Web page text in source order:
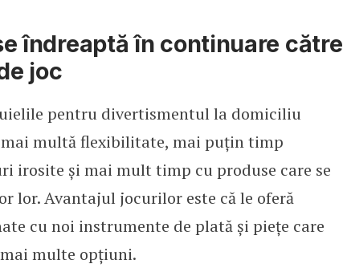
îndreaptă în continuare către
joc
pentru divertismentul la domiciliu
mai multă flexibilitate, mai puțin timp
irosite și mai mult timp cu produse care se
lor. Avantajul jocurilor este că le oferă
cu noi instrumente de plată și piețe care
multe opțiuni.